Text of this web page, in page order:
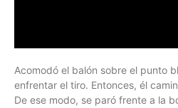
Acomodó el balón sobre el punto
enfrentar el tiro. Entonces, él
De ese modo, se paró frente a la